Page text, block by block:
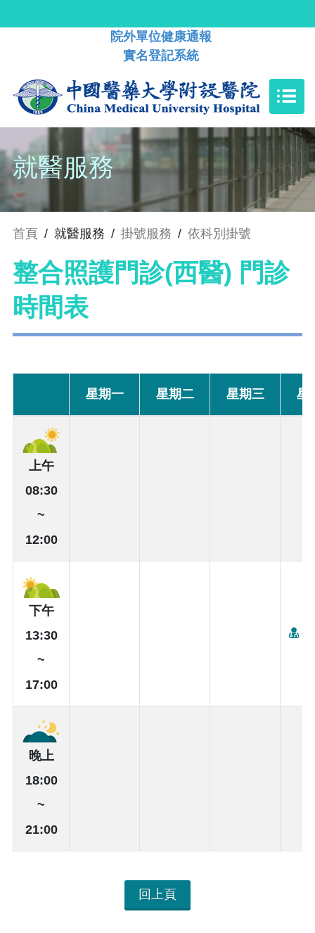
院外單位健康通報
實名登記系統
就醫服務
首頁 / 就醫服務 / 掛號服務 / 依科別掛號
整合照護門診(西醫) 門診
時間表
星期一 星期二 星期三 星
上午
08:30
~
12:00
下午
13:30
~
17:00
晚上
18:00
~
21:00
回上頁